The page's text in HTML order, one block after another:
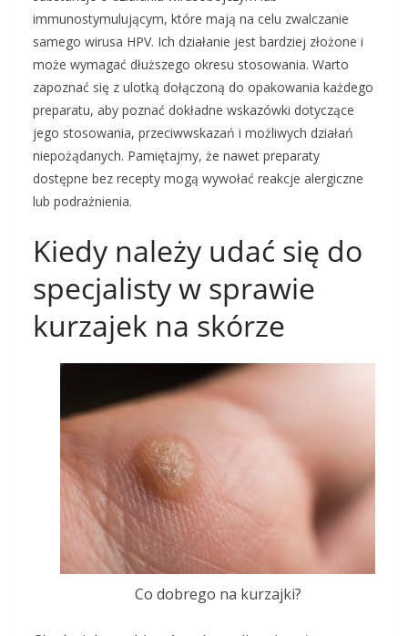
immunostymulującym, które mają na celu zwalczanie
samego wirusa HPV. Ich działanie jest bardziej złożone i
może wymagać dłuższego okresu stosowania. Warto
zapoznać się z ulotką dołączoną do opakowania każdego
preparatu, aby poznać dokładne wskazówki dotyczące
jego stosowania, przeciwwskazań i możliwych działań
niepożądanych. Pamiętajmy, że nawet preparaty
dostępne bez recepty mogą wywołać reakcje alergiczne
lub podrażnienia.
Kiedy należy udać się do
specjalisty w sprawie
kurzajek na skórze
Co dobrego na kurzajki?